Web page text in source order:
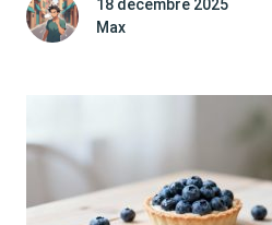
18 décembre 2025
Max